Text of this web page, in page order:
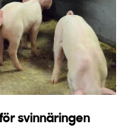
svinnäringen